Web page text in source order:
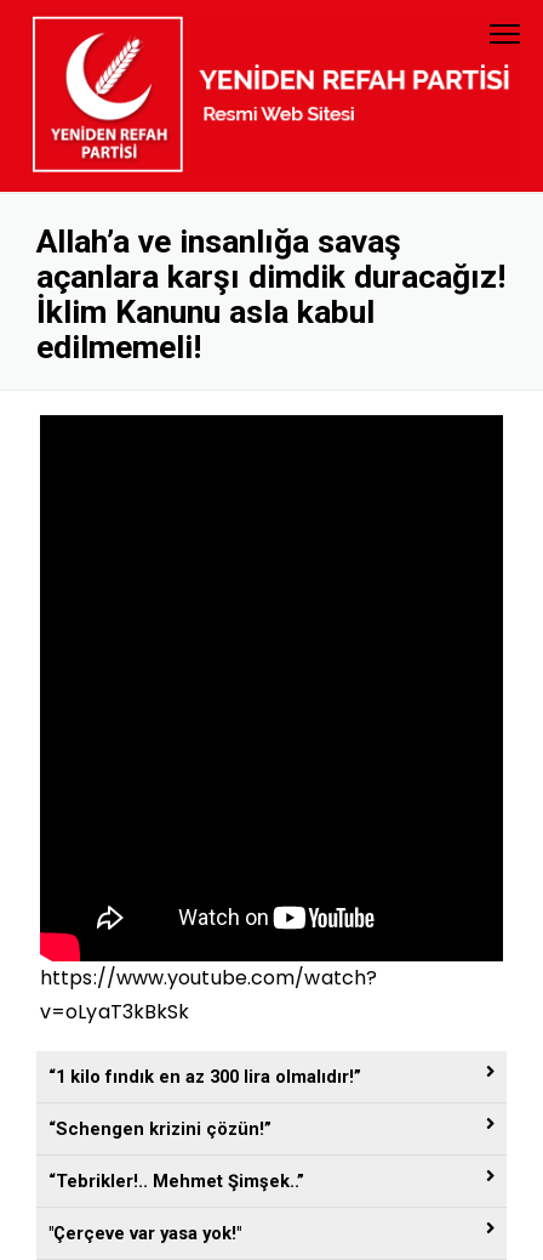
Allah’a ve insanlığa savaş
açanlara karşı dimdik duracağız!
İklim Kanunu asla kabul
edilmemeli!
https://www.youtube.com/watch?
v=oLyaT3kBkSk
“1 kilo fındık en az 300 lira olmalıdır!”
“Schengen krizini çözün!”
“Tebrikler!.. Mehmet Şimşek..”
"Çerçeve var yasa yok!"
PARTİ TÜZÜĞÜ
PARTİ PROGRAMI
KURUMSAL KİMLİK
BANKA HESAP NUMARALARI
GENEL BAŞKAN
DİSİPLİN KURULU
KADIN KOLLARI